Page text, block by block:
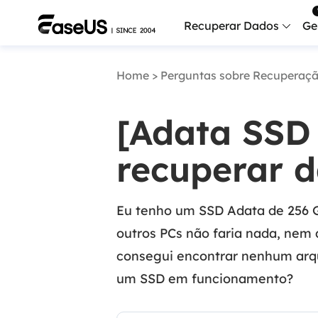
Recuperar Dados
Mais
Home > Perguntas sobre
[Adata
recuperar
Eu tenho um SSD Adata de
outros PCs não faria nada,
consegui encontrar nenhum
um SSD em funcionamento?